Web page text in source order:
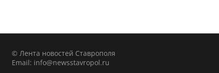
© Лента новостей Ставрополя
Email: info@newsstavropol.ru